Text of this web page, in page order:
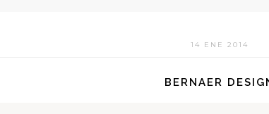
14 ENE 2014
BERNAER